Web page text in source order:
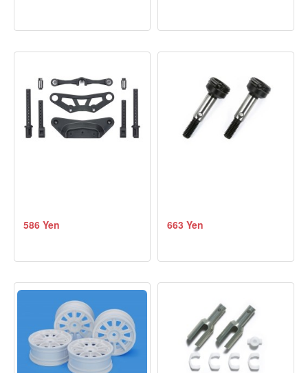
586 Yen 663 Yen